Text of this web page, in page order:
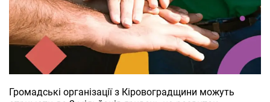
Громадські організації з Кіровоградщини можуть